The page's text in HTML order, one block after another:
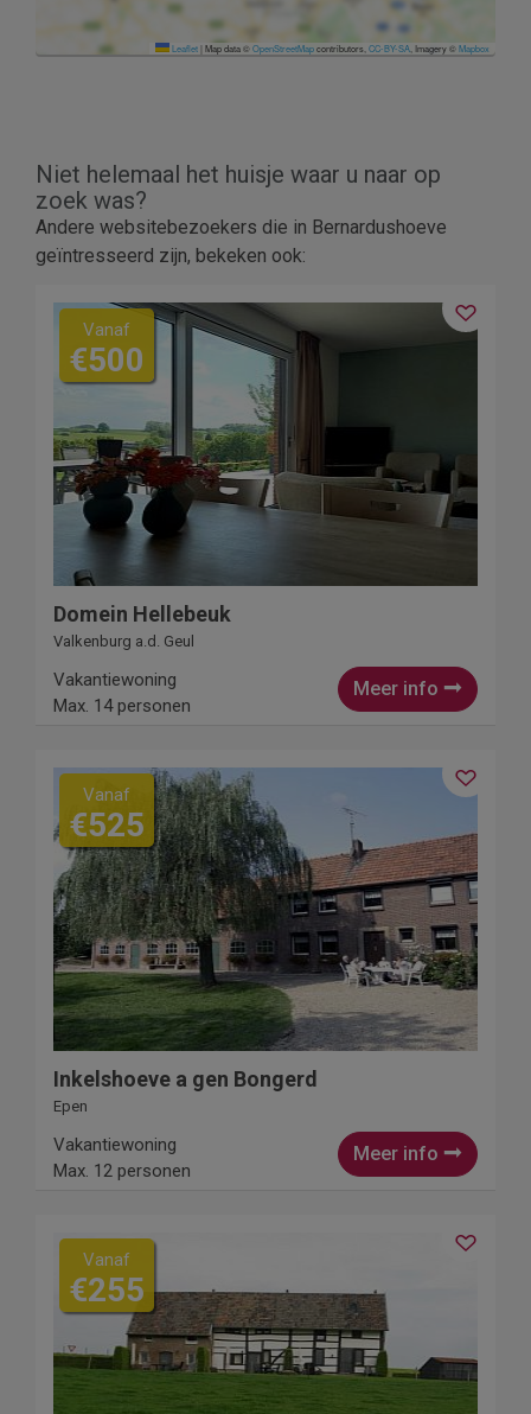
Leaflet|Map data ©OpenStreetMapcontributors,CC-BY-SA, Imagery ©Mapbox
Niet helemaal het huisje waar u naar op
zoek was?
Andere websitebezoekers die in Bernardushoeve
geïntresseerd zijn, bekeken ook:
Vanaf
€500
Domein Hellebeuk
Valkenburg a.d. Geul
Meer info
Vakantiewoning
Max. 14 personen
Vanaf
€525
Inkelshoeve a gen Bongerd
Epen
Meer info
Vakantiewoning
Max. 12 personen
Vanaf
€255